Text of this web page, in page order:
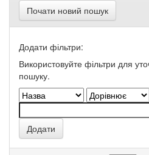
Почати новий пошук
Додати фільтри:
Використовуйте фільтри для
пошуку.